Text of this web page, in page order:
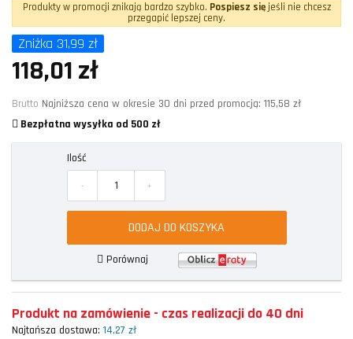
Produkty w promocji znikają bardzo szybko. Pospiesz sięjeśli nie chcesz
przegapić lepszej ceny.
Zniżka 31,99 zł
118,01 zł
Brutto Najniższa cena w okresie 30 dni przed promocją: 115,58 zł
Bezpłatna wysyłka od 500 zł
Ilość
- +
DODAJ DO KOSZYKA
Porównaj
Produkt na zamówienie - czas realizacji do 40 dni
Najtańsza dostawa: 14,27 zł